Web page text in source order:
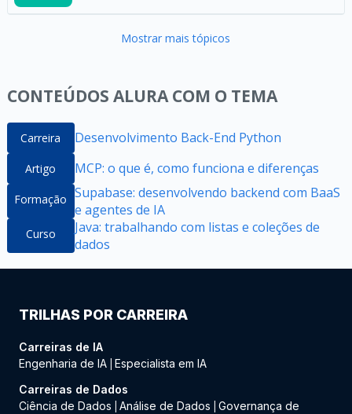
Mostrar mais tópicos
CONTEÚDOS ALURA COM O TEMA
Carreira Desenvolvimento Back-End Python
Artigo MCP: o que é, como funciona e diferenças
Formação Supabase: desenvolvendo backend com BaaS
e agentes de IA
Curso
Java: trabalhando com listas e coleções de
dados
TRILHAS POR CARREIRA
Carreiras de IA
Engenharia de IA Especialista em IA
Carreiras de Dados
Ciência de Dados
Análise de Dados
Governança de